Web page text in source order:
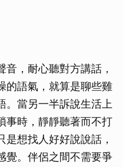
，耐心聽對方講話，
的語氣，就算是聊些雞
。當另一半訴說生活上
事時，靜靜聽著而不打
想找人好好說說話，
覺。伴侶之間不需要爭